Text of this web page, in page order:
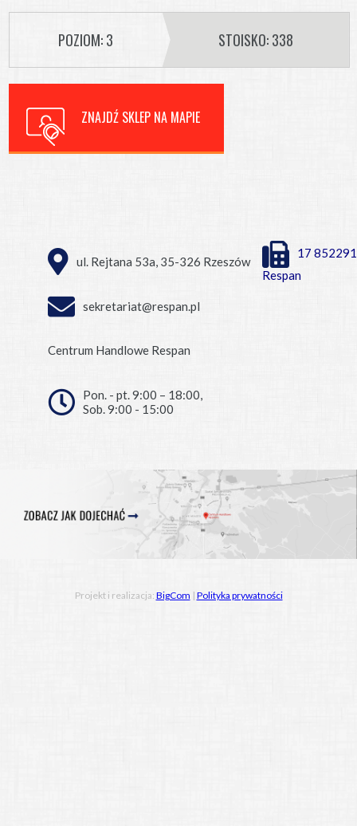
POZIOM: 3 STOISKO: 338
ZNAJDŹ SKLEP NA MAPIE
ul. Rejtana 53a, 35-326 Rzeszów
17
Respan
sekretariat@respan.pl
Centrum Handlowe Respan
Pon. - pt. 9:00 – 18:00,
Sob. 9:00 - 15:00
Projekt i realizacja: BigCom | Polityka prywatności